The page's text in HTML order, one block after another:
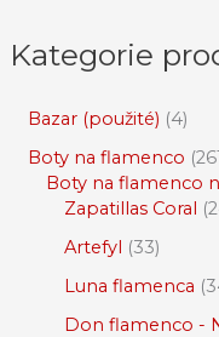
Kategorie
Bazar (použité) 4
Boty na flamenco
Boty na flamenco
Zapatillas Coral
Artefyl 33
Luna flamenca
Don flamenco -